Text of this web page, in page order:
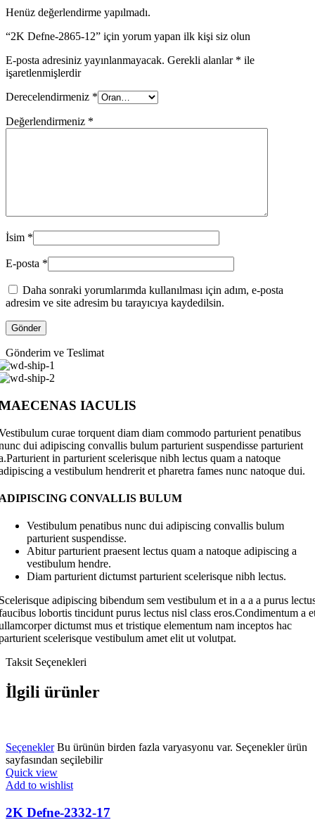
Henüz değerlendirme yapılmadı.
“2K Defne-2865-12” için yorum yapan ilk kişi siz olun
E-posta adresiniz yayınlanmayacak. Gerekli alanlar * ile
işaretlenmişlerdir
Derecelendirmeniz *
Değerlendirmeniz *
İsim *
E-posta *
Daha sonraki yorumlarımda kullanılması için adım, e-posta
adresim ve site adresim bu tarayıcıya kaydedilsin.
Gönderim ve Teslimat
IACULIS
curae torquent diam diam commodo parturient penatibus
dui adipiscing convallis bulum parturient suspendisse parturient
in parturient scelerisque nibh lectus quam a natoque
a vestibulum hendrerit et pharetra fames nunc natoque dui.
CONVALLIS BULUM
Vestibulum penatibus nunc dui adipiscing convallis bulum
parturient suspendisse.
Abitur parturient praesent lectus quam a natoque adipiscing a
vestibulum hendre.
Diam parturient dictumst parturient scelerisque nibh lectus.
adipiscing bibendum sem vestibulum et in a a a purus
lobortis tincidunt purus lectus nisl class eros.Condimentum a
dictumst mus et tristique elementum nam inceptos hac
scelerisque vestibulum amet elit ut volutpat.
Taksit Seçenekleri
İlgili ürünler
Seçenekler Bu ürünün birden fazla varyasyonu var. Seçenekler ürün
sayfasından seçilebilir
Quick view
Add to wishlist
2K Defne-2332-17